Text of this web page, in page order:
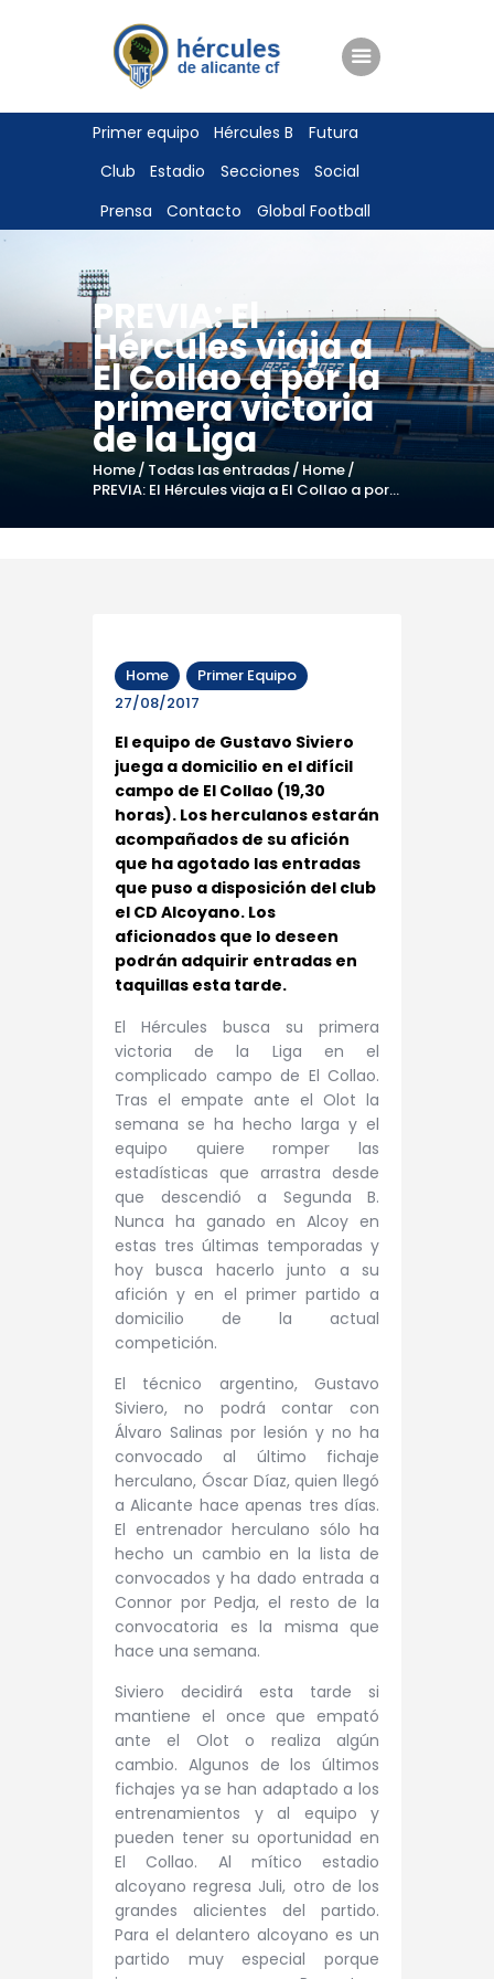
Primer equipo Hércules B
Futura
Club
Estadio Secciones
Social
Prensa
Contacto Global Football
PREVIA: El
Hércules viaja a
El Collao a por la
primera victoria
de la Liga
Home Todas las entradas
Home
PREVIA: El Hércules viaja a El Collao a por...
ENTRADAS
TIENDA
HÉRCULESCF100
Home
Primer Equipo
27/08/2017
El equipo de Gustavo Siviero
juega a domicilio en el difícil
campo de El Collao (19,30
horas). Los herculanos estarán
acompañados de su afición
que ha agotado las entradas
que puso a disposición del club
el CD Alcoyano. Los
aficionados que lo deseen
podrán adquirir entradas en
taquillas esta tarde.
El Hércules busca su primera
victoria de la Liga en el
complicado campo de El Collao.
Tras el empate ante el Olot la
semana se ha hecho larga y el
equipo quiere romper las
estadísticas que arrastra desde
que descendió a Segunda B.
Nunca ha ganado en Alcoy en
estas tres últimas temporadas y
hoy busca hacerlo junto a su
afición y en el primer partido a
domicilio de la actual
competición.
El técnico argentino, Gustavo
Siviero, no podrá contar con
Álvaro Salinas por lesión y no ha
convocado al último fichaje
herculano, Óscar Díaz, quien llegó
a Alicante hace apenas tres días.
El entrenador herculano sólo ha
hecho un cambio en la lista de
convocados y ha dado entrada a
Connor por Pedja, el resto de la
convocatoria es la misma que
hace una semana.
Siviero decidirá esta tarde si
mantiene el once que empató
ante el Olot o realiza algún
cambio. Algunos de los últimos
fichajes ya se han adaptado a los
entrenamientos y al equipo y
pueden tener su oportunidad en
El Collao. Al mítico estadio
alcoyano regresa Juli, otro de los
grandes alicientes del partido.
Para el delantero alcoyano es un
partido muy especial porque